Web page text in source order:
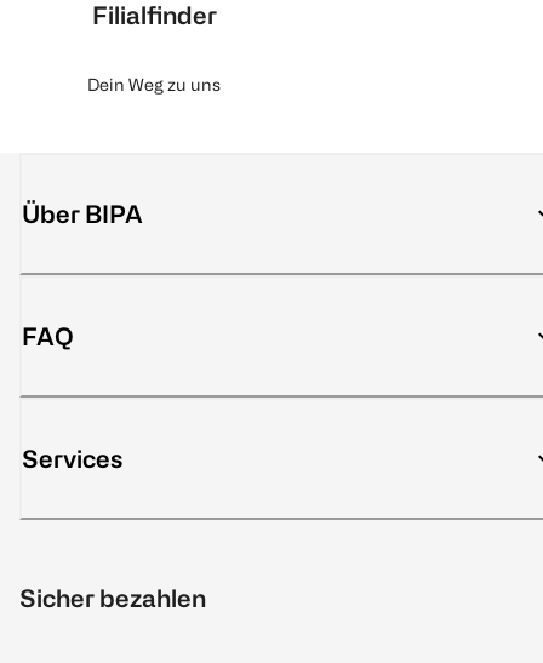
Filialfinder
Dein Weg zu uns
Über BIPA
FAQ
Services
Sicher bezahlen